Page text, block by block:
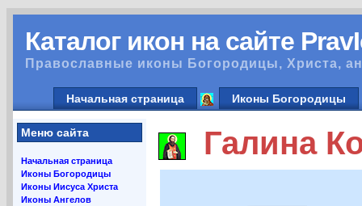
Каталог икон на сайте
Православные иконы Богородицы, Христа,
Начальная страница Иконы Богородицы
Меню сайта
Начальная страница
Иконы Богородицы
Иконы Иисуса Христа
Иконы Ангелов
Галина